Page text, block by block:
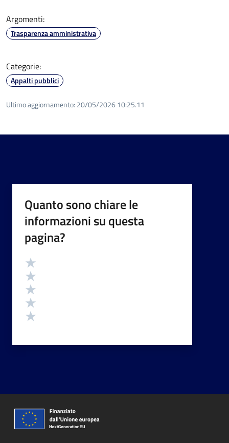
Argomenti:
Trasparenza amministrativa
Categorie:
Appalti pubblici
Ultimo aggiornamento: 20/05/2026 10:25.11
Quanto sono chiare le
informazioni su questa
pagina?
Valutazione